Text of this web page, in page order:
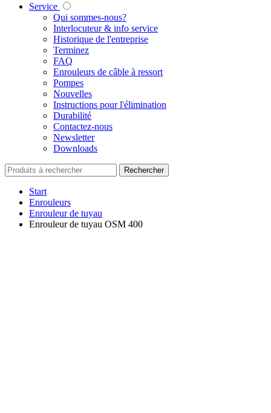
Service
Qui sommes-nous?
Interlocuteur & info service
Historique de l'entreprise
Terminez
FAQ
Enrouleurs de câble à ressort
Pompes
Nouvelles
Instructions pour l'élimination
Durabilité
Contactez-nous
Newsletter
Downloads
Rechercher
Start
Enrouleurs
Enrouleur de tuyau
Enrouleur de tuyau OSM 400